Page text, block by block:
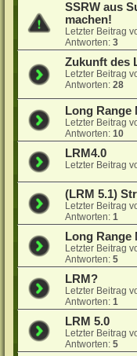
SSRW aus
machen!
Letzter Beitrag
Antworten:3
Zukunft des
Letzter Beitrag
Antworten:28
Long
Letzter Beitrag
Antworten:10
LRM4.0
Letzter Beitrag
(LRM 5.1)
Letzter Beitrag
Antworten:1
Long Range
Letzter Beitrag
Antworten:5
LRM?
Letzter Beitrag
Antworten:1
LRM 5.0
Letzter Beitrag
Antworten:5